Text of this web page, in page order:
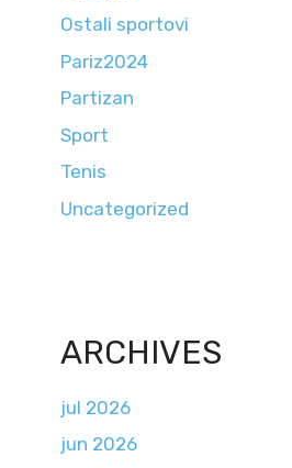
Ostali sportovi
Pariz2024
Partizan
Sport
Tenis
Uncategorized
ARCHIVES
jul 2026
jun 2026